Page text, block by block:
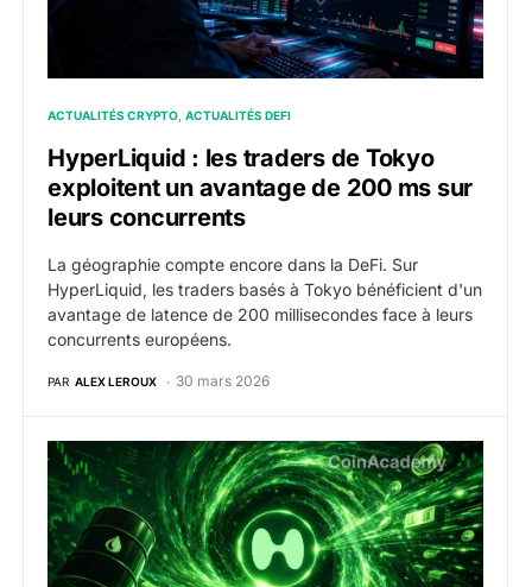
ACTUALITÉS CRYPTO ACTUALITÉS DEFI
HyperLiquid : les traders de Tokyo
exploitent un avantage de 200 ms sur
leurs concurrents
La géographie compte encore dans la DeFi. Sur
HyperLiquid, les traders basés à Tokyo bénéficient d'un
avantage de latence de 200 millisecondes face à leurs
concurrents européens.
PAR ALEX LEROUX 30 mars 2026
HYPE : L’open interest des marchés HIP-3